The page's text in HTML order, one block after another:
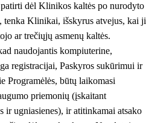
dėl Klinikos kaltės po nurodyto
tenka Klinikai, išskyrus atvejus, kai
ar trečiųjų asmenų kaltės.
naudojantis kompiuterine,
registracijai, Paskyros sukūrimui ir
Programėlės, būtų laikomasi
priemonių (įskaitant
ir ugniasienes), ir atitinkamai atsako